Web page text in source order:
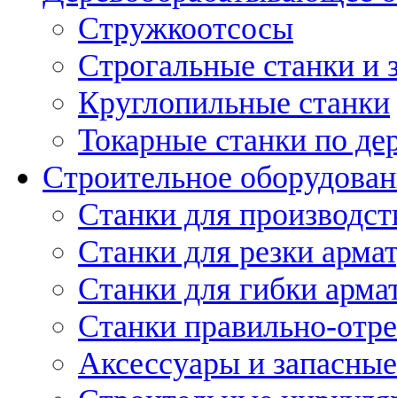
Стружкоотсосы
Строгальные станки и
Круглопильные станки
Токарные станки по
Строительное
Станки для
Станки для резки
Станки для гибки
Станки правильно-
Аксессуары и